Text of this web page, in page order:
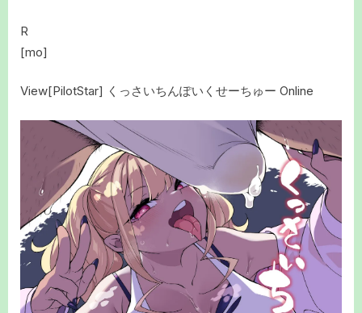
R
[mo]
View[PilotStar] くっさいちんぽいくせーちゅー Online